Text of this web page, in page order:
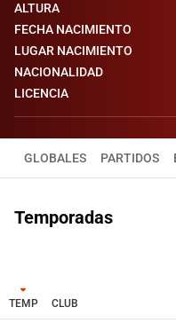
ALTURA
FECHA NACIMIENTO
LUGAR NACIMIENTO
NACIONALIDAD
LICENCIA
GLOBALES PARTIDOS
Temporadas
TEMP CLUB